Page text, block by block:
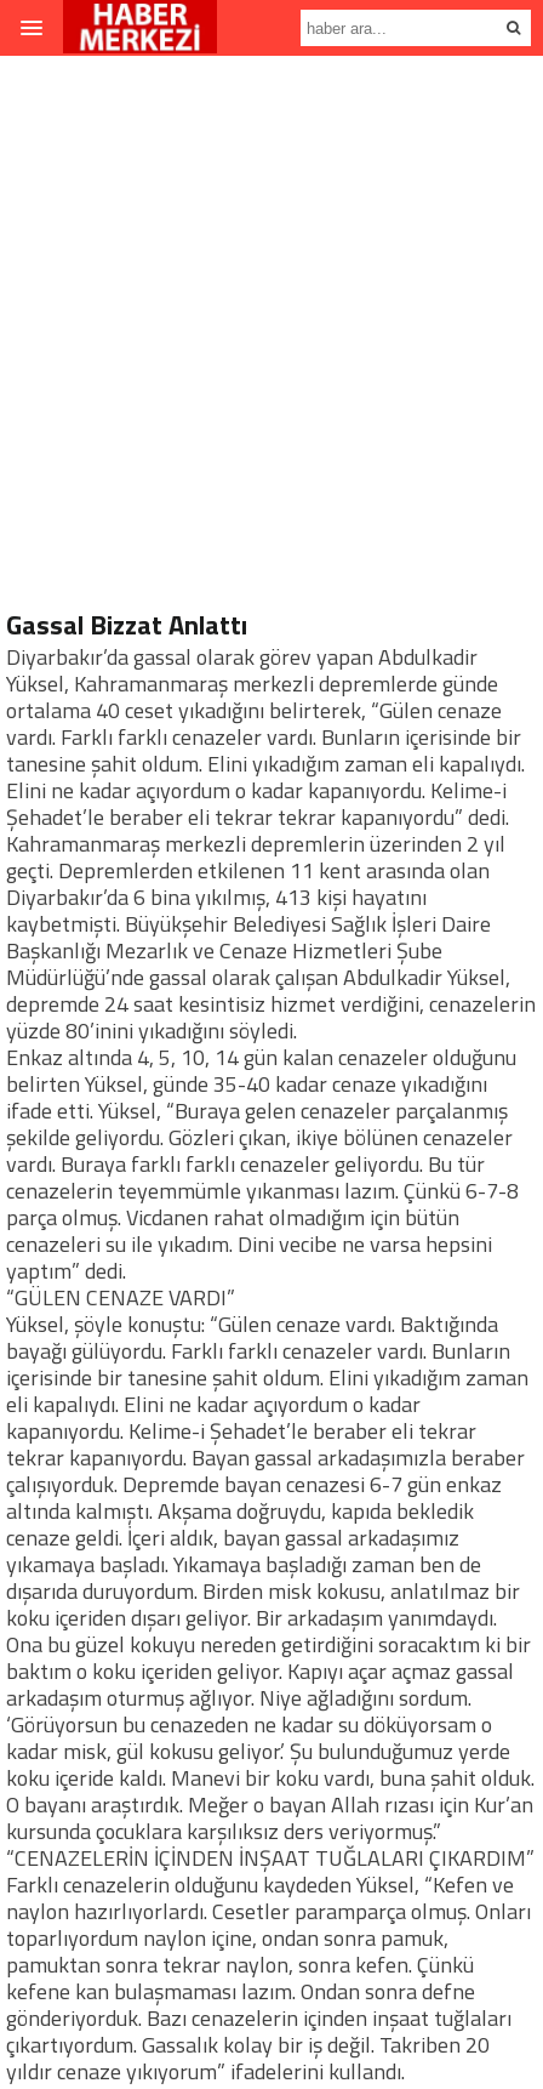
Gassal Bizzat Anlattı
Diyarbakır’da gassal olarak görev yapan Abdulkadir
Yüksel, Kahramanmaraş merkezli depremlerde günde
ortalama 40 ceset yıkadığını belirterek, “Gülen cenaze
vardı. Farklı farklı cenazeler vardı. Bunların içerisinde bir
tanesine şahit oldum. Elini yıkadığım zaman eli kapalıydı.
Elini ne kadar açıyordum o kadar kapanıyordu. Kelime-i
Şehadet’le beraber eli tekrar tekrar kapanıyordu” dedi.
Kahramanmaraş merkezli depremlerin üzerinden 2 yıl
geçti. Depremlerden etkilenen 11 kent arasında olan
Diyarbakır’da 6 bina yıkılmış, 413 kişi hayatını
kaybetmişti. Büyükşehir Belediyesi Sağlık İşleri Daire
Başkanlığı Mezarlık ve Cenaze Hizmetleri Şube
Müdürlüğü’nde gassal olarak çalışan Abdulkadir Yüksel,
depremde 24 saat kesintisiz hizmet verdiğini, cenazelerin
yüzde 80’inini yıkadığını söyledi.
Enkaz altında 4, 5, 10, 14 gün kalan cenazeler olduğunu
belirten Yüksel, günde 35-40 kadar cenaze yıkadığını
ifade etti. Yüksel, “Buraya gelen cenazeler parçalanmış
şekilde geliyordu. Gözleri çıkan, ikiye bölünen cenazeler
vardı. Buraya farklı farklı cenazeler geliyordu. Bu tür
cenazelerin teyemmümle yıkanması lazım. Çünkü 6-7-8
parça olmuş. Vicdanen rahat olmadığım için bütün
cenazeleri su ile yıkadım. Dini vecibe ne varsa hepsini
yaptım” dedi.
“GÜLEN CENAZE VARDI”
Yüksel, şöyle konuştu: “Gülen cenaze vardı. Baktığında
bayağı gülüyordu. Farklı farklı cenazeler vardı. Bunların
içerisinde bir tanesine şahit oldum. Elini yıkadığım zaman
eli kapalıydı. Elini ne kadar açıyordum o kadar
kapanıyordu. Kelime-i Şehadet’le beraber eli tekrar
tekrar kapanıyordu. Bayan gassal arkadaşımızla beraber
çalışıyorduk. Depremde bayan cenazesi 6-7 gün enkaz
altında kalmıştı. Akşama doğruydu, kapıda bekledik
cenaze geldi. İçeri aldık, bayan gassal arkadaşımız
yıkamaya başladı. Yıkamaya başladığı zaman ben de
dışarıda duruyordum. Birden misk kokusu, anlatılmaz bir
koku içeriden dışarı geliyor. Bir arkadaşım yanımdaydı.
Ona bu güzel kokuyu nereden getirdiğini soracaktım ki bir
baktım o koku içeriden geliyor. Kapıyı açar açmaz gassal
arkadaşım oturmuş ağlıyor. Niye ağladığını sordum.
‘Görüyorsun bu cenazeden ne kadar su döküyorsam o
kadar misk, gül kokusu geliyor.’ Şu bulunduğumuz yerde
koku içeride kaldı. Manevi bir koku vardı, buna şahit olduk.
O bayanı araştırdık. Meğer o bayan Allah rızası için Kur’an
kursunda çocuklara karşılıksız ders veriyormuş.”
“CENAZELERİN İÇİNDEN İNŞAAT TUĞLALARI ÇIKARDIM”
Farklı cenazelerin olduğunu kaydeden Yüksel, “Kefen ve
naylon hazırlıyorlardı. Cesetler paramparça olmuş. Onları
toparlıyordum naylon içine, ondan sonra pamuk,
pamuktan sonra tekrar naylon, sonra kefen. Çünkü
kefene kan bulaşmaması lazım. Ondan sonra defne
gönderiyorduk. Bazı cenazelerin içinden inşaat tuğlaları
çıkartıyordum. Gassalık kolay bir iş değil. Takriben 20
yıldır cenaze yıkıyorum” ifadelerini kullandı.